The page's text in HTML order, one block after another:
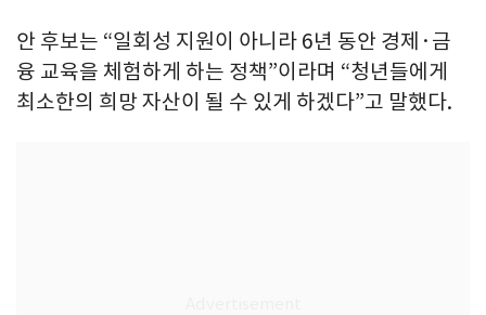
안 후보는 “일회성 지원이 아니라 6년 동안 경제·금
융 교육을 체험하게 하는 정책”이라며 “청년들에게
최소한의 희망 자산이 될 수 있게 하겠다”고 말했다.